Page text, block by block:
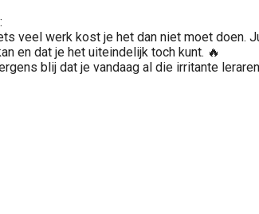
veel werk kost je het dan niet moet
en dat je het uiteindelijk toch kunt. 🔥
blij dat je vandaag al die irritante